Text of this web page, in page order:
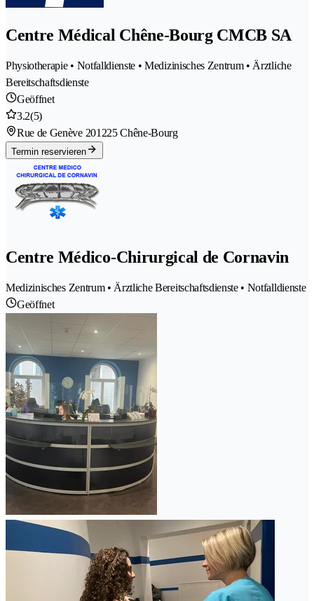
Centre Médical Chêne-Bourg CMCB SA
Physiotherapie • Notfalldienste • Medizinisches Zentrum • Ärztliche
Bereitschaftsdienste
Geöffnet
3.2(5)
Rue de Genève 201225 Chêne-Bourg
Termin reservieren
Centre Médico-Chirurgical de Cornavin
Medizinisches Zentrum • Ärztliche Bereitschaftsdienste • Notfalldienste
Geöffnet